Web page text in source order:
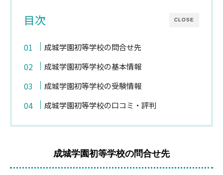
CLOSE
目次
成城学園初等学校の問合せ先
成城学園初等学校の基本情報
成城学園初等学校の受験情報
成城学園初等学校の口コミ・評判
成城学園初等学校の問合せ先